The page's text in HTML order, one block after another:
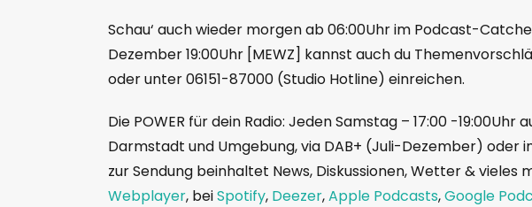
Schau‘ auch wieder morgen ab 06:00Uhr im Podcast-
Dezember 19:00Uhr [MEWZ] kannst auch du
oder unter 06151-87000 (Studio Hotline) einreichen.
Die POWER für dein Radio: Jeden Samstag – 17:00 -19:00Uhr
Darmstadt und Umgebung, via DAB+ (Juli-Dezember) oder
zur Sendung beinhaltet News, Diskussionen, Wetter & vieles
Webplayer, beiSpotify, Deezer,Apple Podcasts,Google